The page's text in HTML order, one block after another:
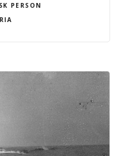
PERSON